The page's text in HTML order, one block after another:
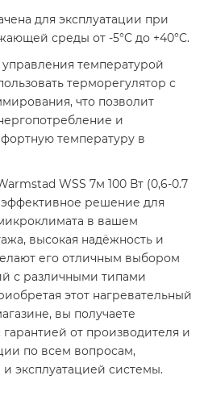
для эксплуатации при
среды от -5°C до +40°C.​
температурой
терморегулятор с
что позволит
и
температуру в
WSS 7м 100 Вт (0,6-0.7
решение для
в вашем
высокая надёжность и
его отличным выбором
с различными типами
этот нагревательный
вы получаете
от производителя и
по всем вопросам,
эксплуатацией системы.​